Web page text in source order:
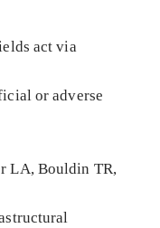
act via
or adverse
LA, Bouldin TR,